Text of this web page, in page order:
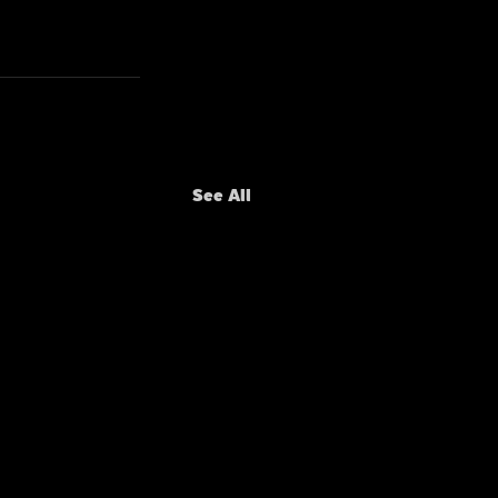
See All